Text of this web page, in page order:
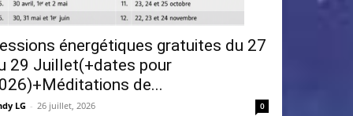
énergétiques gratuites du 27
29 Juillet(+dates pour
de...
LG - 26 juillet, 2026 0